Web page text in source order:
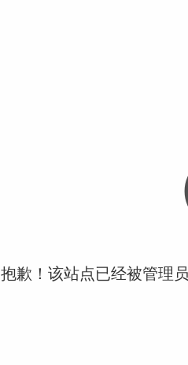
抱歉！该站点已经被管理